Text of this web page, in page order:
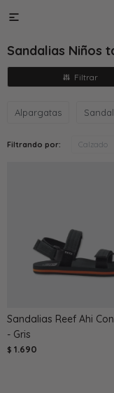

Sandalias Niños
Alpargatas
Filtrando por: Calzado
Sandalias Reef Ahi
- Gris
$ 1.690